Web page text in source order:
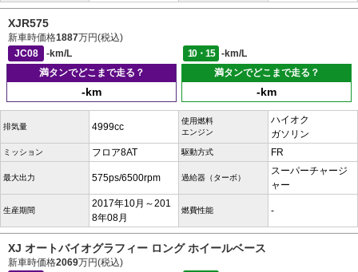
XJR575
新車時価格1887万円(税込)
JC08
-km/L 10・15
-km/L
満タンでどこまで走る？
-km
満タンでどこまで走る？
-km
排気量 4999cc
使用燃料
エンジン
ハイオク
ガソリン
ミッション フロア8AT 駆動方式 FR
最大出力 575ps/6500rpm 過給器（ターボ）
スーパーチャージ
ャー
生産期間
2017年10月～201
8年08月
燃費性能 -
XJ オートバイオグラフィー ロング ホイールベース
新車時価格2069万円(税込)